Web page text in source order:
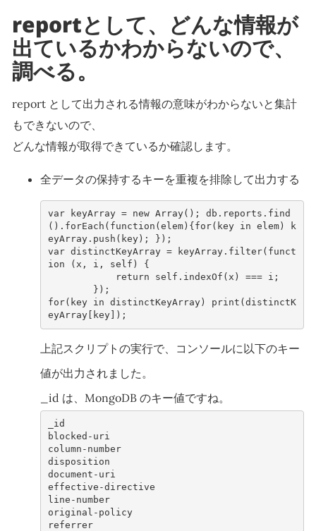
reportとして、どんな情報が
出ているかわからないので、
調べる。
report として出力される情報の意味がわからないと集計
もできないので、
どんな情報が取得できているか確認します。
全データの保持するキーを重複を排除して出力する
var keyArray = new Array(); db . reports . find
(). forEach ( function ( elem){ for( key in elem)
k
eyArray. push ( key);
});
var distinctKeyArray = keyArray. filter( funct
ion
( x , i , self )
{
return
self . indexOf ( x ) === i ;
});
for( key in distinctKeyArray) print ( distinctK
eyArray[ key]);
上記スクリプトの実行で、コンソールに以下のキー
値が出力されました。
_id は、MongoDB のキー値ですね。
_id
blocked-uri
column-number
disposition
document-uri
effective-directive
line-number
original-policy
referrer